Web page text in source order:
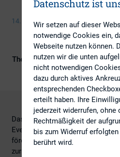
14. April 2016
Themengebiet
Das Bundesfinanzministerium
Event-Format, um den Dialog mit
fördern: Am 14. April 2016 findet
zur „Zukunft des digitalen
Datenschutz ist
Wir setzen auf dieser
notwendige Cookies ein,
Webseite nutzen können.
nutzen wir die unten
nicht notwendigen
dazu durch aktives
entsprechenden
erteilt haben. Ihre
jederzeit widerrufen, ohne
Rechtmäßigkeit der
bis zum Widerruf
berührt wird.